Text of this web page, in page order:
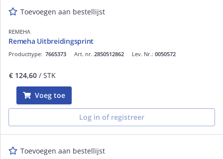
Toevoegen aan bestellijst
REMEHA
Remeha Uitbreidingsprint
Art. nr. 2850512862
Producttype: 7665373 Lev. Nr.: 0050572
€ 124,60 / STK
Voeg toe
Log in of registreer
Toevoegen aan bestellijst